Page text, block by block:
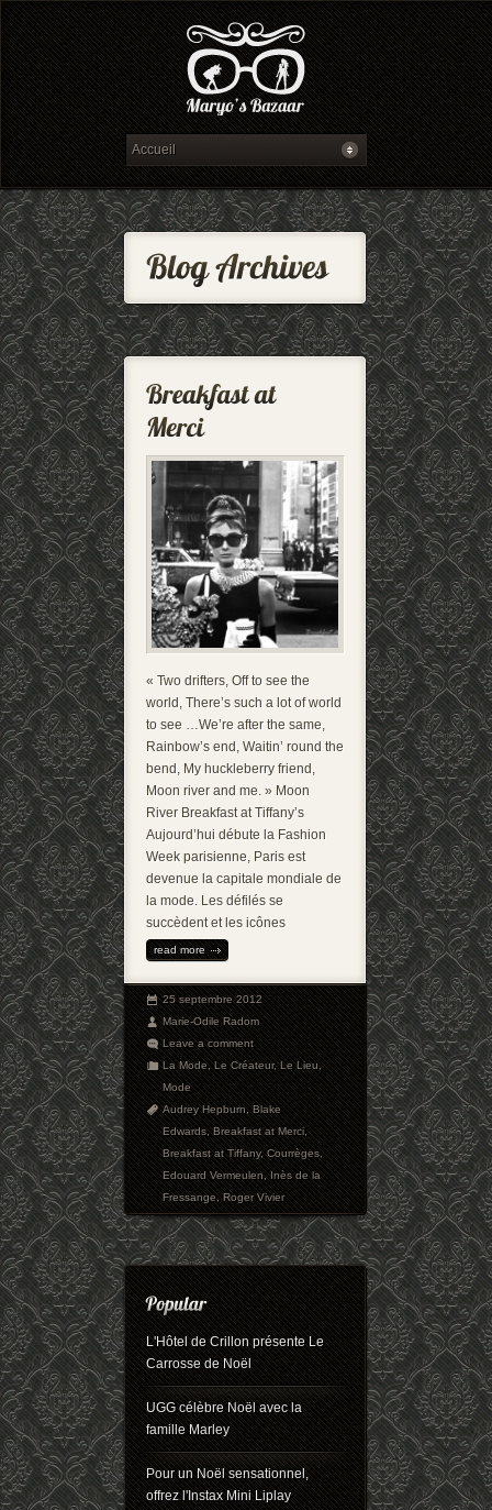
« Two drifters, Off to see the
world, There’s such a lot of world
to see …We’re after the same,
Rainbow’s end, Waitin’ round the
bend, My huckleberry friend,
Moon river and me. » Moon
River Breakfast at Tiffany’s
Aujourd’hui débute la Fashion
Week parisienne, Paris est
devenue la capitale mondiale de
la mode. Les défilés se
succèdent et les icônes
read more
25 septembre 2012
Marie-Odile Radom
Leave a comment
La Mode,Le Créateur,Le Lieu,
Mode
Audrey Hepburn,Blake
Edwards,Breakfast at Merci,
Breakfast at Tiffany,Courrèges,
Edouard Vermeulen,Inès de la
Fressange,Roger Vivier
L'Hôtel de Crillon présente Le
Carrosse de Noël
UGG célèbre Noël avec la
famille Marley
Pour un Noël sensationnel,
offrez l'Instax Mini Liplay